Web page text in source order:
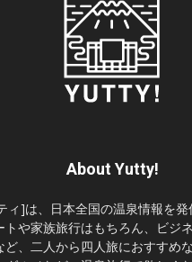
About Yutty!
ィ]は、日本全国の温泉情報を発
トや家族旅行はもちろん、ビジ
ど、二人から四人旅におすすめ